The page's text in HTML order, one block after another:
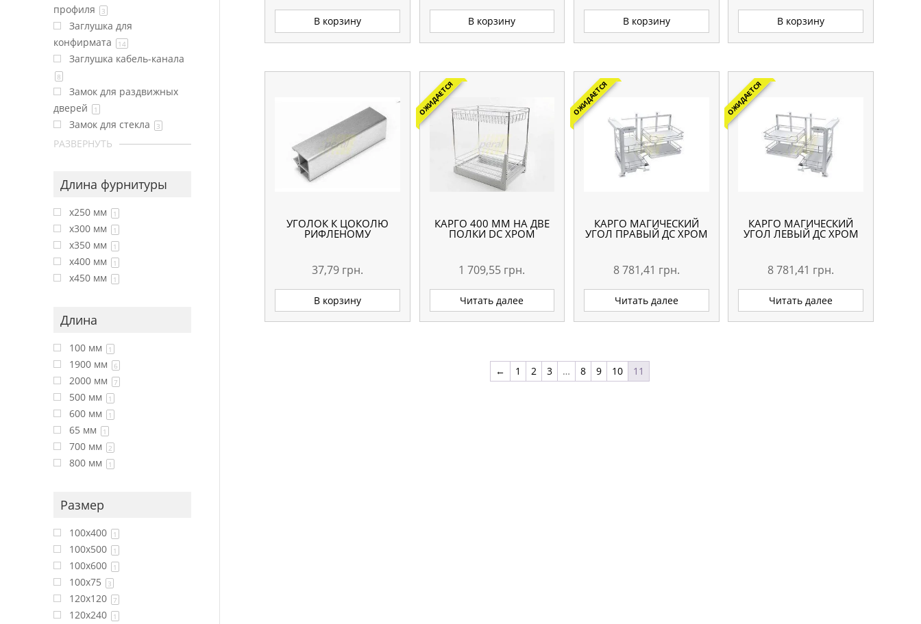
В корзину В корзину В корзину В корзину
УГОЛОК К ЦОКОЛЮ
РИФЛЕНОМУ
37,79 грн.
В корзину
ОЖИДАЕТСЯ
КАРГО 400 ММ НА ДВЕ
ПОЛКИ DC ХРОМ
1 709,55 грн.
Читать далее
ОЖИДАЕТСЯ
КАРГО МАГИЧЕСКИЙ
УГОЛ ПРАВЫЙ ДС ХРОМ
8 781,41 грн.
Читать далее
ОЖИДАЕТСЯ
КАРГО МАГИЧЕСКИЙ
УГОЛ ЛЕВЫЙ ДС ХРОМ
8 781,41 грн.
Читать далее
← 1 2 3 … 8 9 10 11
профиля
3
Заглушка для
конфирмата
14
Заглушка кабель-канала
8
Замок для раздвижных
дверей
1
Замок для стекла 3
РАЗВЕРНУТЬ
Длина фурнитуры
x250 мм 1
x300 мм 1
x350 мм 1
x400 мм 1
x450 мм 1
Длина
100 мм 1
1900 мм 6
2000 мм 7
500 мм 1
600 мм 1
65 мм 1
700 мм 2
800 мм 1
Размер
100x400 1
100x500 1
100x600 1
100x75 3
120x120 7
120x240 1